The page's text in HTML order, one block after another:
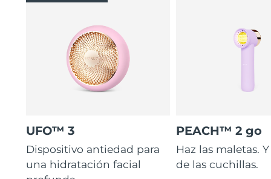
UFO™ 3
Dispositivo antiedad para
una hidratación facial
PEACH™ 2 go
Haz las maletas.
de las cuchillas.